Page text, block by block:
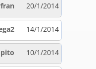
20/1/2014
14/1/2014
10/1/2014